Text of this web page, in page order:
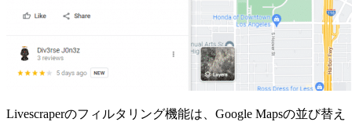
Livescraperのフィルタリング機能は、Google Mapsの並び替え